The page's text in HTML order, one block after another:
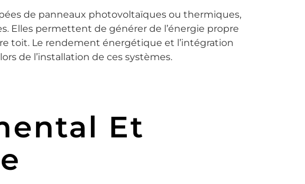
de panneaux photovoltaïques ou thermiques,
Elles permettent de générer de l’énergie propre
toit. Le rendement énergétique et l’intégration
de l’installation de ces systèmes.
Et